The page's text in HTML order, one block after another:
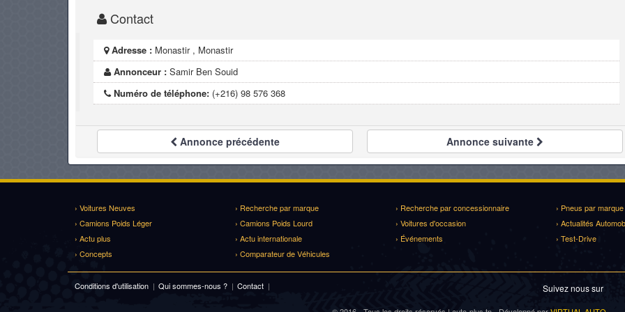
Contact
Adresse : Monastir , Monastir
Annonceur : Samir Ben Souid
Numéro de téléphone: (+216) 98 576 368
Annonce précédente Annonce suivante
› Voitures Neuves › Recherche par marque › Recherche par concessionnaire
› Pneus par marque
› Camions Poids Léger
› Camions Poids Lourd › Voitures d'occasion
› Actualités
› Actu plus
› Actu internationale › Événements
› Test-Drive
› Concepts
› Comparateur de Véhicules
Conditions d'utilisation | Qui sommes-nous ? | Contact | Suivez nous sur